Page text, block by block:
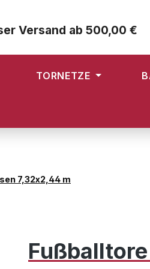
Versand ab 500,00 €
TORNETZE
7,32x2,44 m